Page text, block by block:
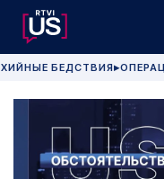
БЕДСТВИЯ▶